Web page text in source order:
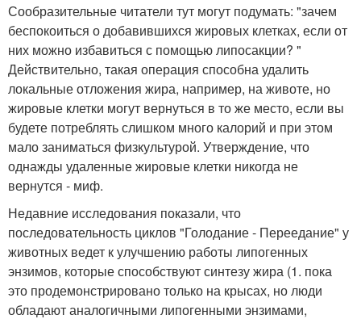
Сообразительные читатели тут могут подумать: "зачем
беспокоиться о добавившихся жировых клетках, если от
них можно избавиться с помощью липосакции? "
Действительно, такая операция способна удалить
локальные отложения жира, например, на животе, но
жировые клетки могут вернуться в то же место, если вы
будете потреблять слишком много калорий и при этом
мало заниматься физкультурой. Утверждение, что
однажды удаленные жировые клетки никогда не
вернутся - миф.
Недавние исследования показали, что
последовательность циклов "Голодание - Переедание" у
животных ведет к улучшению работы липогенных
энзимов, которые способствуют синтезу жира (1. пока
это продемонстрировано только на крысах, но люди
обладают аналогичными липогенными энзимами,